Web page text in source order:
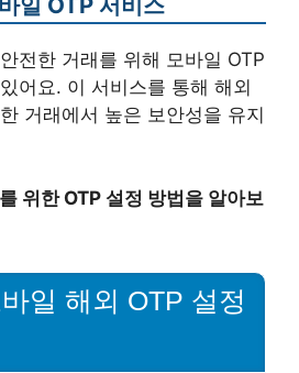
전한 거래를 위해 모바일 OTP
어요. 이 서비스를 통해 해외
거래에서 높은 보안성을 유지
위한 OTP 설정 방법을 알아보
일 해외 OTP 설정